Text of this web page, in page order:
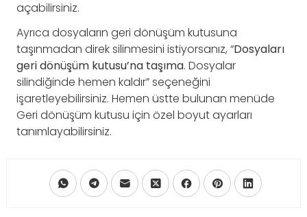
açabilirsiniz.
Ayrıca dosyaların geri dönüşüm kutusuna
taşınmadan direk silinmesini istiyorsanız, “Dosyaları
geri dönüşüm kutusu’na taşıma. Dosyalar
silindiğinde hemen kaldır” seçeneğini
işaretleyebilirsiniz. Hemen üstte bulunan menüde
Geri dönüşüm kutusu için özel boyut ayarları
tanımlayabilirsiniz.